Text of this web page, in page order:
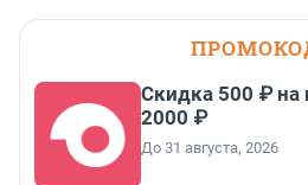
Скидка 500 ₽ на
2000 ₽
До 31 августа, 2026